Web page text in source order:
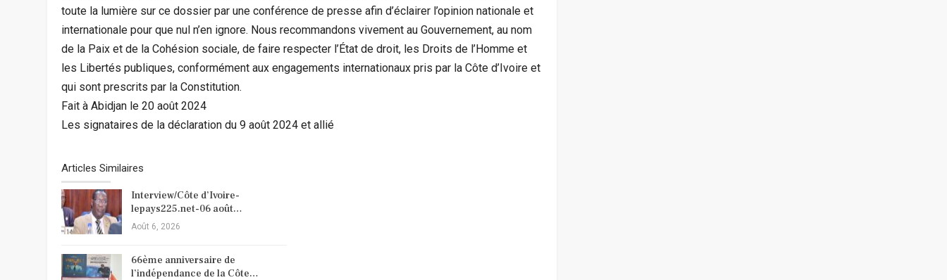
toute la lumière sur ce dossier par une conférence de presse afin d’éclairer l’opinion nationale et
internationale pour que nul n’en ignore. Nous recommandons vivement au Gouvernement, au nom
de la Paix et de la Cohésion sociale, de faire respecter l’État de droit, les Droits de l’Homme et
les Libertés publiques, conformément aux engagements internationaux pris par la Côte d’Ivoire et
qui sont prescrits par la Constitution.
Fait à Abidjan le 20 août 2024
Les signataires de la déclaration du 9 août 2024 et allié
Articles Similaires
Interview/Côte d’Ivoire-
lepays225.net-06 août…
Août 6, 2026
66ème anniversaire de
l’indépendance de la Côte…